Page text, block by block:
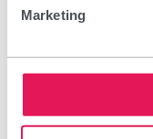
Marketing
Compatible con
Encuéntralo en tu